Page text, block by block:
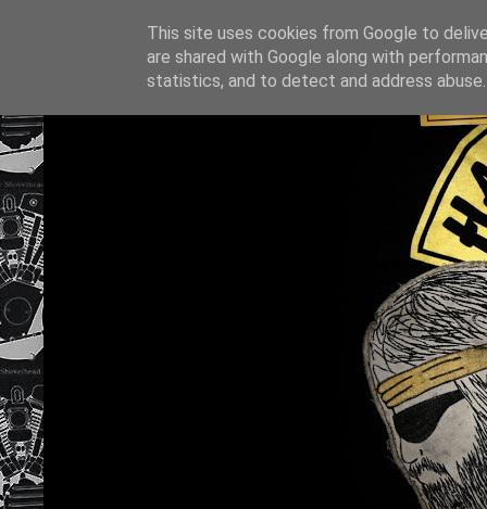
This site uses cookies from Google to
are shared with Google along with
statistics, and to detect and address abuse.